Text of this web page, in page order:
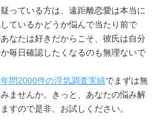
っている方は、遠距離恋愛は本当に
ているかどうか悩んで当たり前で
なたは好きだからこそ、彼氏は自分
毎日確認したくなるのも無理ないで
年間2000件の浮気調査実績でまずは無
ませんか。きっと、あなたの悩み解
すので是非、お試しください。